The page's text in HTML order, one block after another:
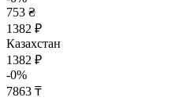
753 ₴
1382 ₽
Казахстан
1382 ₽
-0%
7863 ₸